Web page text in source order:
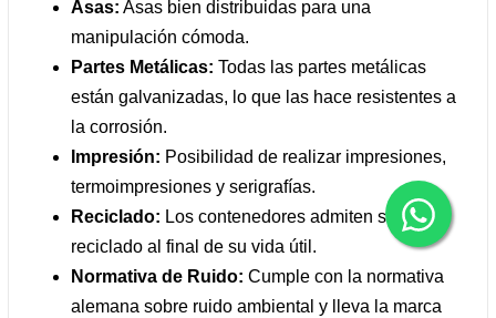
Asas: Asas bien distribuidas para una
manipulación cómoda.
Partes Metálicas: Todas las partes metálicas
están galvanizadas, lo que las hace resistentes a
la corrosión.
Impresión: Posibilidad de realizar impresiones,
termoimpresiones y serigrafías.
Reciclado: Los contenedores admiten su total
reciclado al final de su vida útil.
Normativa de Ruido: Cumple con la normativa
alemana sobre ruido ambiental y lleva la marca